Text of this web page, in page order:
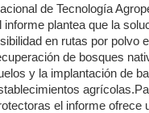
de Tecnología
informe plantea que la
en rutas por polvo
de bosques
y la implantación de
el informe ofrece